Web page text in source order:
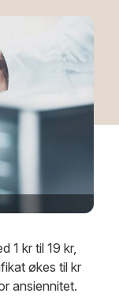
1 kr til 19 kr,
økes til kr
ansiennitet.